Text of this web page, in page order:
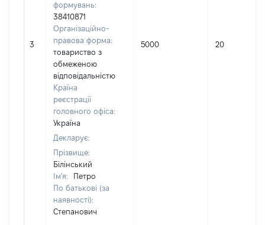
3
формувань:
38410871
Організаційно-
правова форма:
товариство з
обмеженою
відповідальністю
Країна
реєстрації
головного офіса:
Україна
Декларує:
Прізвище:
Білінський
Ім'я:
Петро
По батькові (за
наявності):
Степанович
5000 20